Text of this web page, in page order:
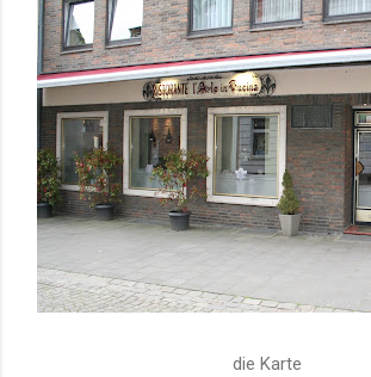
die Karte